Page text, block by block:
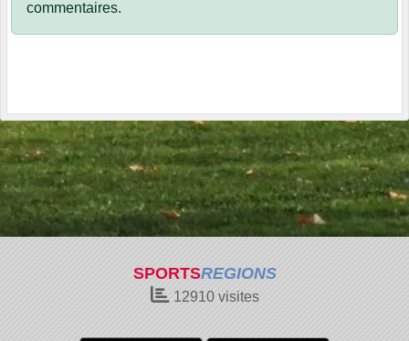
commentaires.
SPORTSREGIONS
12910visites